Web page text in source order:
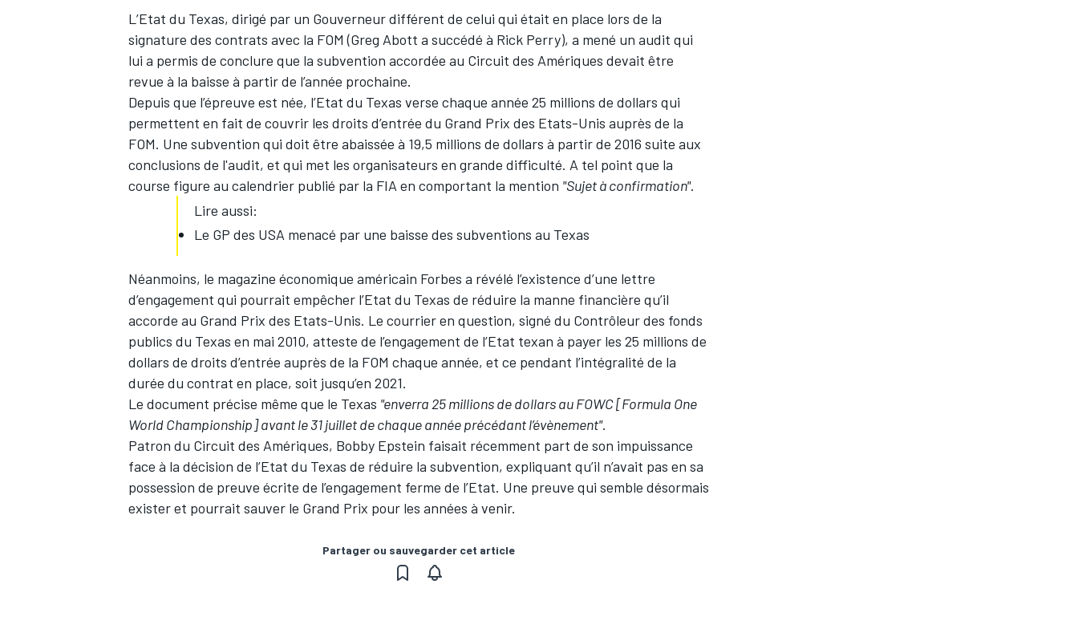
L’Etat du Texas, dirigé par un Gouverneur différent de celui qui était en place lors de la
signature des contrats avec la FOM (Greg Abott a succédé à Rick Perry), a mené un audit qui
lui a permis de conclure que la subvention accordée au Circuit des Amériques devait être
revue à la baisse à partir de l’année prochaine.
Depuis que l’épreuve est née, l’Etat du Texas verse chaque année 25 millions de dollars qui
permettent en fait de couvrir les droits d’entrée du Grand Prix des Etats-Unis auprès de la
FOM. Une subvention qui doit être abaissée à 19,5 millions de dollars à partir de 2016 suite aux
conclusions de l'audit, et qui met les organisateurs en grande difficulté. A tel point que la
course figure au calendrier publié par la FIA en comportant la mention "Sujet à confirmation".
Lire aussi:
Le GP des USA menacé par une baisse des subventions au Texas
Néanmoins, le magazine économique américain Forbes a révélé l’existence d’une lettre
d’engagement qui pourrait empêcher l’Etat du Texas de réduire la manne financière qu’il
accorde au Grand Prix des Etats-Unis. Le courrier en question, signé du Contrôleur des fonds
publics du Texas en mai 2010, atteste de l’engagement de l’Etat texan à payer les 25 millions de
dollars de droits d’entrée auprès de la FOM chaque année, et ce pendant l’intégralité de la
durée du contrat en place, soit jusqu’en 2021.
Le document précise même que le Texas "enverra 25 millions de dollars au FOWC [Formula One
World Championship] avant le 31 juillet de chaque année précédant l’évènement".
Patron du Circuit des Amériques, Bobby Epstein faisait récemment part de son impuissance
face à la décision de l’Etat du Texas de réduire la subvention, expliquant qu’il n’avait pas en sa
possession de preuve écrite de l’engagement ferme de l’Etat. Une preuve qui semble désormais
exister et pourrait sauver le Grand Prix pour les années à venir.
Partager ou sauvegarder cet article